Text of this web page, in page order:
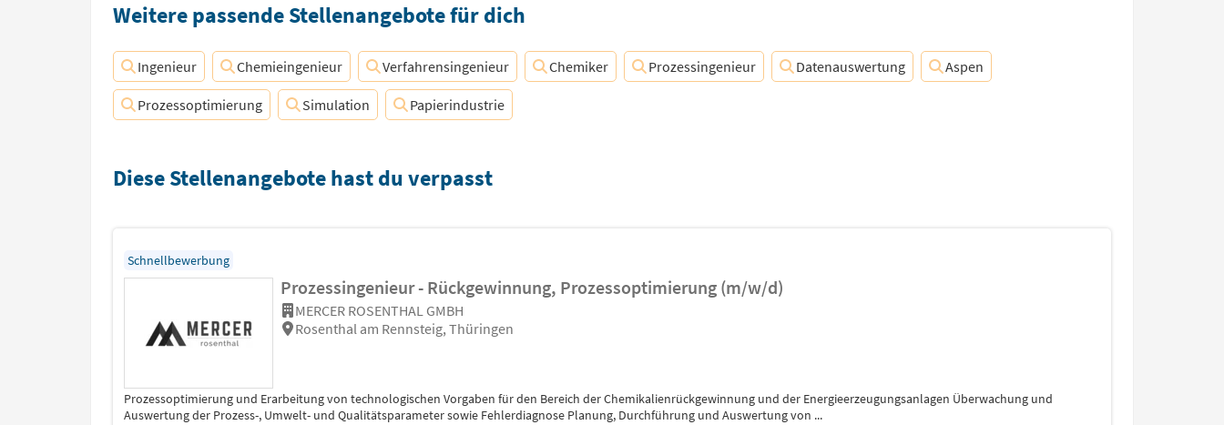
Weitere passende Stellenangebote für dich
Ingenieur Chemieingenieur Verfahrensingenieur Chemiker Prozessingenieur Datenauswertung Aspen
Prozessoptimierung Simulation Papierindustrie
Diese Stellenangebote hast du verpasst
Schnellbewerbung
Prozessingenieur - Rückgewinnung, Prozessoptimierung (m/w/d)
MERCER ROSENTHAL GMBH
Rosenthal am Rennsteig, Thüringen
Prozessoptimierung und Erarbeitung von technologischen Vorgaben für den Bereich der Chemikalienrückgewinnung und der Energieerzeugungsanlagen Überwachung und
Auswertung der Prozess-, Umwelt- und Qualitätsparameter sowie Fehlerdiagnose Planung, Durchführung und Auswertung von ...